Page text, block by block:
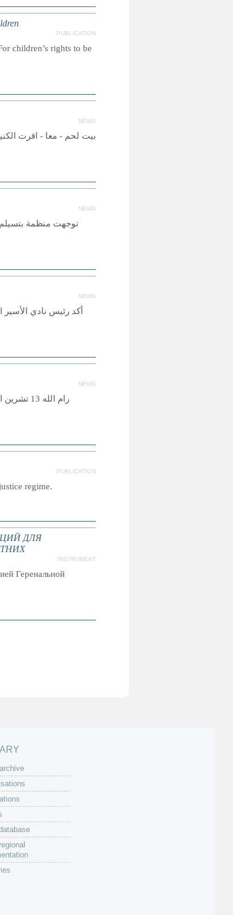
PUBLICATION
children’s rights to be
NEWS
بيت لحم - معا - اقرت
NEWS
توجهت منظمة بتسيلم
NEWS
أكد رئيس نادي
NEWS
PUBLICATION
regime.
ДЛЯ
INSTRUMENT
Геренальной